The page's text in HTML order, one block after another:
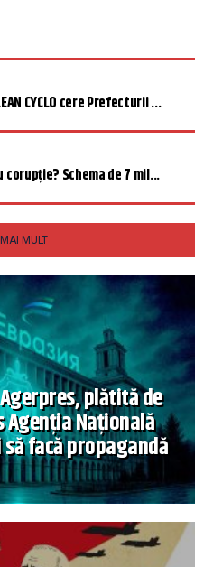
CYCLO cere Prefecturii ...
Schema de 7 mil...
MULT
plătită de
Agenția Națională
facă propagandă